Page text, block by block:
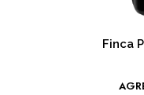
Finca